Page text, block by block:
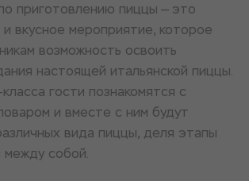
приготовлению пиццы — это
и вкусное мероприятие, которое
возможность освоить
настоящей итальянской пиццы.
гости познакомятся с
и вместе с ним будут
вида пиццы, деля этапы
между собой.